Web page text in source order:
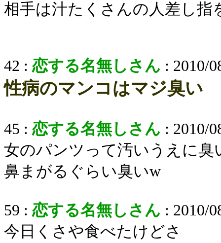
相手は汁たくさんの人差し
42 : 恋する名無しさん : 2010/
性病のマンコはマジ臭い
45 : 恋する名無しさん : 2010/
女のパンツって汚いうえに
鼻まがるぐらい臭いw
59 : 恋する名無しさん : 2010/
今日くさや食べたけどさ